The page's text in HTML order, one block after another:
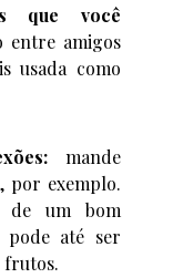
que você
entre amigos
usada como
mande
por exemplo.
de um bom
pode até ser
frutos.